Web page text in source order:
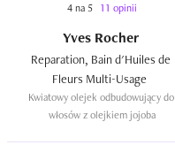
4 na 5 11 opinii
Yves Rocher
Reparation, Bain d'Huiles de
Kwiatowy olejek odbudowujący do
włosów z olejkiem jojoba